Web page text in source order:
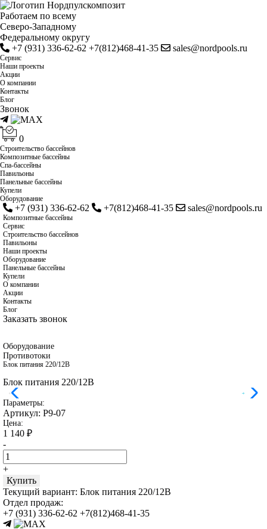
Работаем по всему
Cеверо-Западному
Федеральному округу
+7 (931) 336-62-62 +7(812)468-41-35 sales@nordpools.ru
Cервис
Наши проекты
Акции
О компании
Контакты
Блог
Звонок
0
Строительство бассейнов
Композитные бассейны
Спа-бассейны
Павильоны
Панельные бассейны
Купели
Оборудование
+7 (931) 336-62-62 +7(812)468-41-35 sales@nordpools.ru
Композитные бассейны
Cервис
Строительство бассейнов
Павильоны
Наши проекты
Оборудование
Панельные бассейны
Купели
О компании
Акции
Контакты
Блог
Заказать звонок
Оборудование
Противотоки
Блок питания 220/12В
Блок питания 220/12В
Параметры:
Артикул: Р9-07
Цена:
1 140 ₽
-
+
Купить
Текущий вариант: Блок питания 220/12В
Отдел продаж:
+7 (931) 336-62-62 +7(812)468-41-35